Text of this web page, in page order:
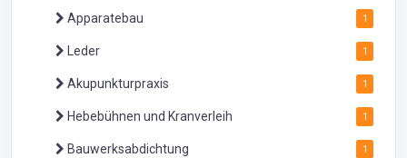
Apparatebau 1
Leder 1
Akupunkturpraxis 1
Hebebühnen und Kranverleih 1
Bauwerksabdichtung 1